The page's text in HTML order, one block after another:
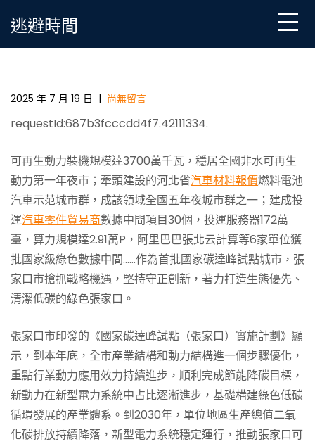
逃避時間
張家口：通過智能OSDER奧斯德台北汽車電網拓展外送
2025 年 7 月 19 日 | 尚無留言
requestId:687b3fcccdd4f7.42111334.
可再生動力裝機規模達3700萬千瓦，穩居全國非水可再生
動力第一年夜市；牽頭建設的河北省汽車材料報價燃料電池
汽車示范城市群，成該領域全國五年夜城市群之一；建成投
運汽車零件貿易商數據中間項目30個，投運服務器172萬
臺，算力規模達2.91萬P，阿里巴巴張北云計算等6家單位獲
批國家級綠色數據中間……作為首批國家碳達峰試點城市，張
家口市搶抓戰略機遇，堅持守正創新，著力打造生態優先、
清潔低碳的綠色張家口。
張家口市印發的《國家碳達峰試點（張家口）實施計劃》顯
示，到本年底，全市產業結構和動力結構進一個步驟優化，
重點行業動力應用效力持續進步，順利完成節能降碳目標，
新動力在新型電力系統中占比逐漸進步，基礎構建綠色低碳
循環發展的產業體系。到2030年，單位地區生產總值二氧
化碳排放持續降落，新型電力系統穩定運行，推動張家口可